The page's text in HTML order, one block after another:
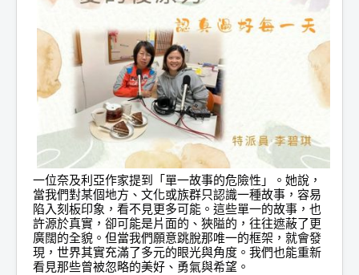
一位奈及利亞作家提到「單一故事的危險性」。她說，
當我們對某個地方、文化或族群只認識一種故事，容易
陷入刻板印象，看不見更多可能。這些單一的故事，也
許源於真實，卻可能是片面的、狹隘的，往往遮蔽了更
廣闊的全貌。但當我們願意跳脫那唯一的框架，就會發
現，世界其實充滿了多元的眼光與角度。我們也能重新
看見那些曾被忽略的美好、勇氣與希望。